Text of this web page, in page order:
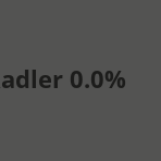
0.0%